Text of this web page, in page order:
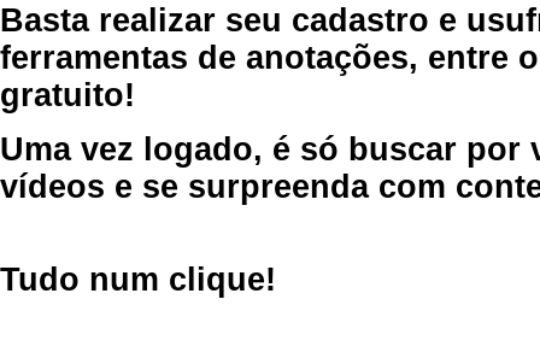
Basta realizar seu cadastro e
ferramentas de anotações, entre
gratuito!
Uma vez logado, é só buscar por
vídeos e se surpreenda com
Tudo num clique!